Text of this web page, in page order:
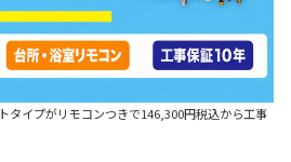
タイプがリモコンつきで146,300円税込から工事